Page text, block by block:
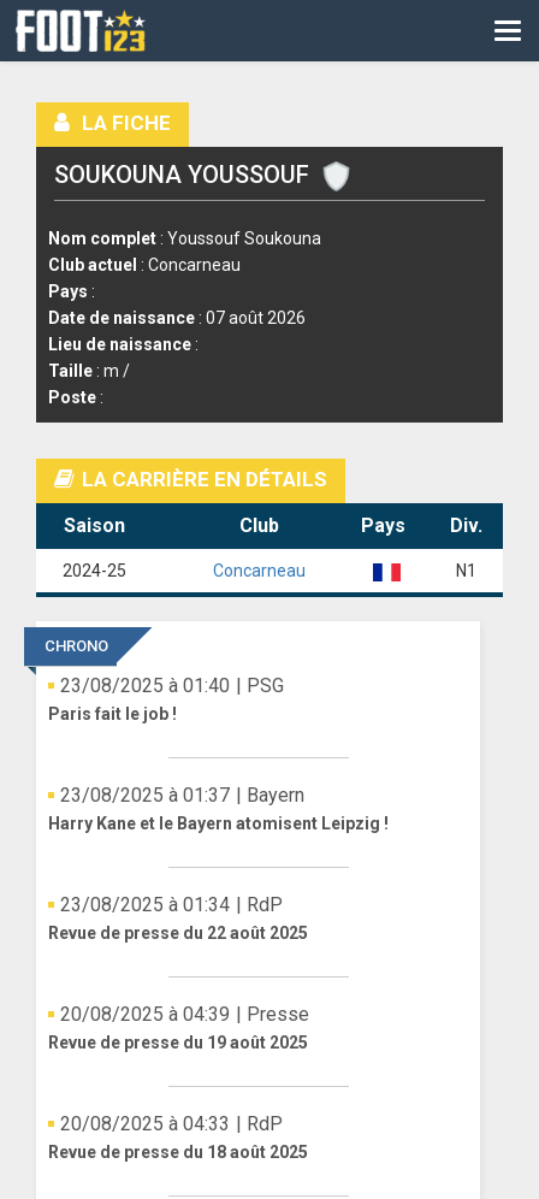
CM
LIGUE DES CHAMPIONS
LES DIRECTS
LIGUE 1
LIGUE 2
NATIONAL
COUPE DE FRANCE
COUPE DE LA LIGUE
ANGLETERRE
ESPAGNE
ITALIE
LA FICHE
SOUKOUNA YOUSSOUF
Nom complet : Youssouf Soukouna
Club actuel : Concarneau
Pays :
Date de naissance : 07 août 2026
Lieu de naissance :
Taille : m /
Poste :
LA CARRIÈRE EN DÉTAILS
Saison Club Pays Div.
2024-25 Concarneau N1
CHRONO
23/08/2025 à 01:40 | PSG
Paris fait le job !
23/08/2025 à 01:37 | Bayern
Harry Kane et le Bayern atomisent Leipzig !
23/08/2025 à 01:34 | RdP
Revue de presse du 22 août 2025
20/08/2025 à 04:39 | Presse
Revue de presse du 19 août 2025
20/08/2025 à 04:33 | RdP
Revue de presse du 18 août 2025